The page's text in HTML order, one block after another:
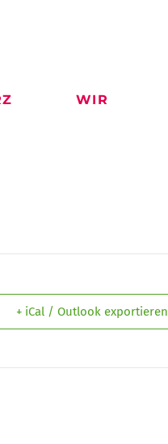
WIR
+ iCal / Outlook exportieren